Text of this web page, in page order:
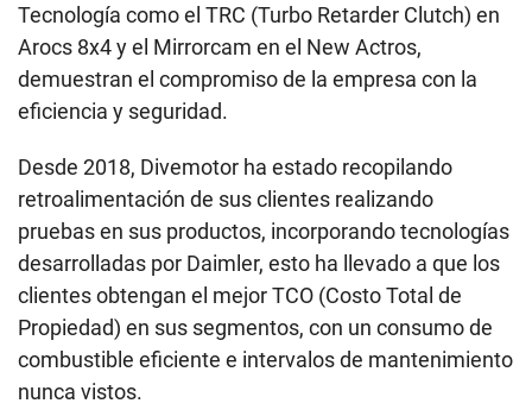
Tecnología como el TRC (Turbo Retarder Clutch) en
Arocs 8x4 y el Mirrorcam en el New Actros,
demuestran el compromiso de la empresa con la
eficiencia y seguridad.
Desde 2018, Divemotor ha estado recopilando
retroalimentación de sus clientes realizando
pruebas en sus productos, incorporando tecnologías
desarrolladas por Daimler, esto ha llevado a que los
clientes obtengan el mejor TCO (Costo Total de
Propiedad) en sus segmentos, con un consumo de
combustible eficiente e intervalos de mantenimiento
nunca vistos.